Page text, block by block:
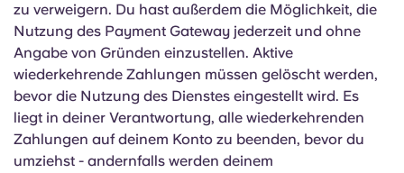
zu verweigern. Du hast außerdem die Möglichkeit, die
Nutzung des Payment Gateway jederzeit und ohne
Angabe von Gründen einzustellen. Aktive
wiederkehrende Zahlungen müssen gelöscht werden,
bevor die Nutzung des Dienstes eingestellt wird. Es
liegt in deiner Verantwortung, alle wiederkehrenden
Zahlungen auf deinem Konto zu beenden, bevor du
umziehst - andernfalls werden deinem